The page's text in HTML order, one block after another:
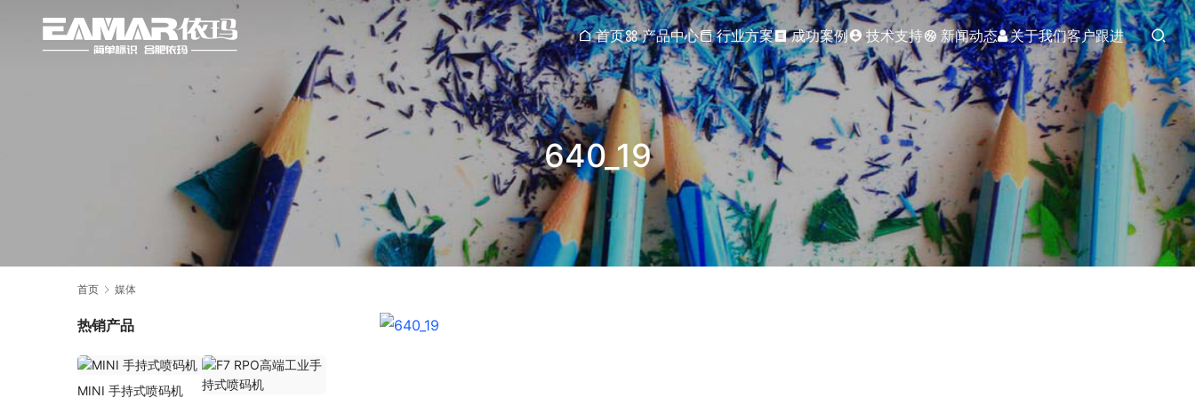
首页 产品中心 行业方案 成功案例 技术支持 新闻动态 关于我们客户跟进
640_19
首页 媒体
热销产品
MINI 手持式喷码机